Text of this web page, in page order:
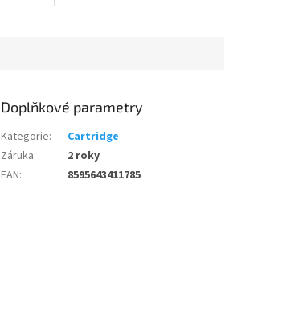
Doplňkové parametry
Kategorie:
Cartridge
Záruka:
2 roky
EAN: 8595643411785